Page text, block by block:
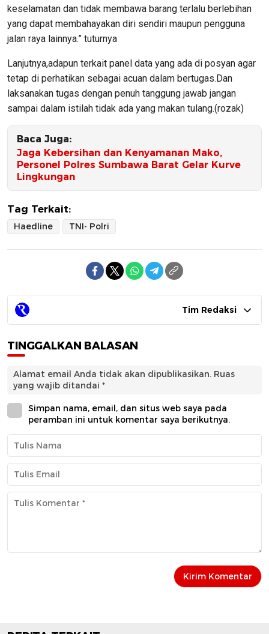
keselamatan dan tidak membawa barang terlalu berlebihan
yang dapat membahayakan diri sendiri maupun pengguna
jalan raya lainnya.” tuturnya
Lanjutnya,adapun terkait panel data yang ada di posyan agar
tetap di perhatikan sebagai acuan dalam bertugas.Dan
laksanakan tugas dengan penuh tanggung jawab jangan
sampai dalam istilah tidak ada yang makan tulang.(rozak)
Baca Juga:
Jaga Kebersihan dan Kenyamanan Mako,
Personel Polres Sumbawa Barat Gelar Kurve
Lingkungan
Tag Terkait:
Haedline TNI- Polri
Tim Redaksi
TINGGALKAN BALASAN
Alamat email Anda tidak akan dipublikasikan. Ruas
yang wajib ditandai *
Simpan nama, email, dan situs web saya pada
peramban ini untuk komentar saya berikutnya.